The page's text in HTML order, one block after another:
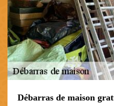
Débarras de maison